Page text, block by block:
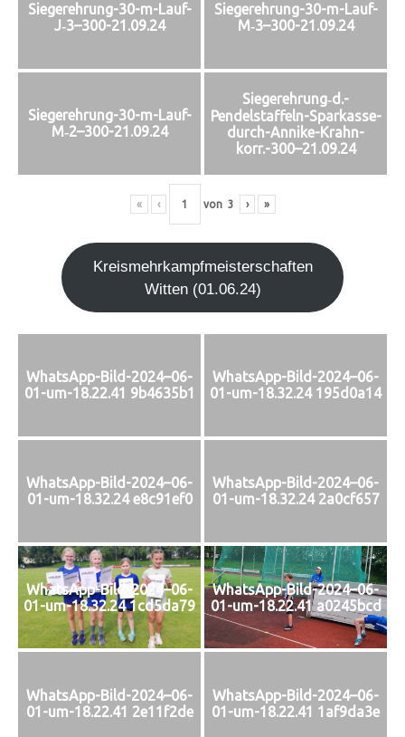
Siegerehrung-30-m-Lauf-
J‑3–300-21.09.24
Siegerehrung-30-m-Lauf-
M‑3–300-21.09.24
Siegerehrung-30-m-Lauf-
M‑2–300-21.09.24
Siegerehrung‑d.-
Pendelstaffeln-Sparkasse-
durch-Annike-Krahn-
korr.-300–21.09.24
« ‹ von 3 › »
Kreis­mehr­kampf­meis­ter­schaf­ten
Wit­ten (01.06.24)
WhatsApp-Bild-2024–06-
01-um-18.22.41 9b4635b1
WhatsApp-Bild-2024–06-
01-um-18.32.24 195d0a14
WhatsApp-Bild-2024–06-
01-um-18.32.24 e8c91ef0
WhatsApp-Bild-2024–06-
01-um-18.32.24 2a0cf657
WhatsApp-Bild-2024–06-
01-um-18.32.24 1cd5da79
WhatsApp-Bild-2024–06-
01-um-18.22.41 a0245bcd
WhatsApp-Bild-2024–06-
01-um-18.22.41 2e11f2de
WhatsApp-Bild-2024–06-
01-um-18.22.41 1af9da3e